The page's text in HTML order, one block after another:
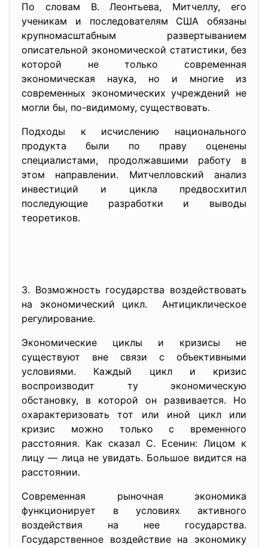
По словам В. Леонтьева, Митчеллу, его
ученикам и последователям США обязаны
крупномасштабным развертыванием
описательной экономической статистики, без
которой не только современная
экономическая наука, но и многие из
современных экономических учреждений не
могли бы, по-видимому, существовать.
Подходы к исчислению национального
продукта были по праву оценены
специалистами, продолжавшими работу в
этом направлении. Митчелловский анализ
инвестиций и цикла предвосхитил
последующие разработки и выводы
теоретиков.
3. Возможность государства воздействовать
на экономический цикл. Антициклическое
регулирование.
Экономические циклы и кризисы не
существуют вне связи с объективными
условиями. Каждый цикл и кризис
воспроизводит ту экономическую
обстановку, в которой он развивается. Но
охарактеризовать тот или иной цикл или
кризис можно только с временного
расстояния. Как сказал С. Есенин: Лицом к
лицу — лица не увидать. Большое видится на
расстоянии.
Современная рыночная экономика
функционирует в условиях активного
воздействия на нее государства.
Государственное воздействие на экономику